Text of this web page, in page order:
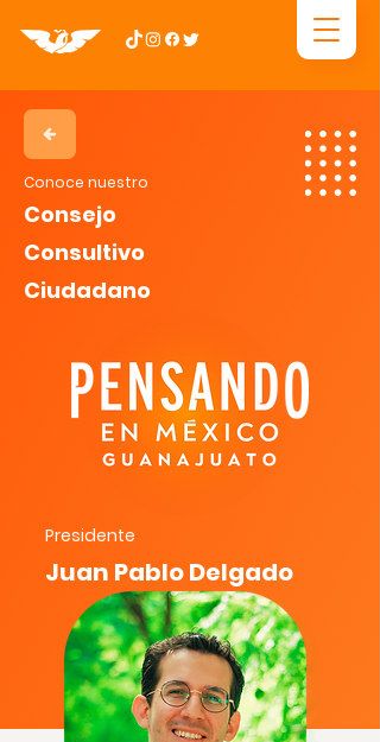
Conoce nuestro
Consejo
Consultivo
Ciudadano
Presidente
Juan Pablo Delgado